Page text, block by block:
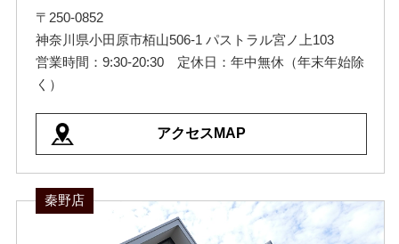
〒250-0852
神奈川県小田原市栢山506-1 パストラル宮ノ上103
営業時間：9:30-20:30 定休日：年中無休（年末年始除
く）
アクセスMAP
秦野店